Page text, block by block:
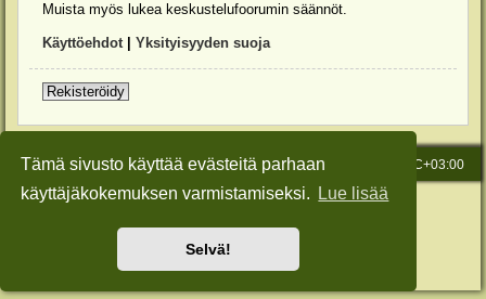
Tämä sivusto käyttää evästeitä parhaan
käyttäjäkokemuksen varmistamiseksi.
Lue lisää
Selvä!
Muista myös lukea keskustelufoorumin säännöt.
Käyttöehdot| Yksityisyyden suoja
Rekisteröidy
Etusivu Kaikki ajat ovat UTC+03:00
Viesti Ylläpidolle
Keskustelufoorumin ohjelmistophpBB® Forum Software © phpBB Limited